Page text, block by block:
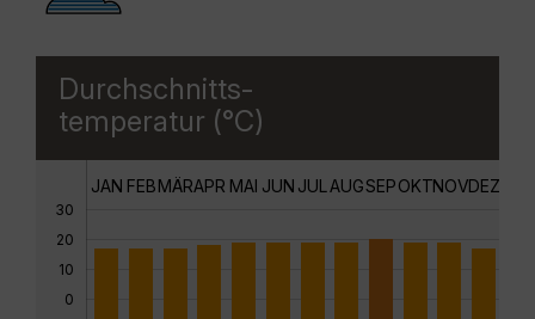
Durchschnitts-
temperatur (°C)
30
20
10
0
JAN FEBMÄRAPR MAI JUN JUL AUGSEPOKTNOVDEZ